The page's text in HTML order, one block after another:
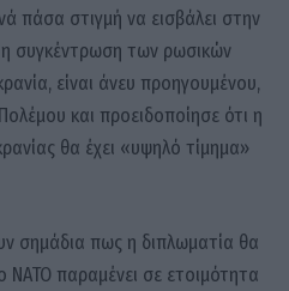
πάσα στιγμή να εισβάλει στην
η συγκέντρωση των ρωσικών
είναι άνευ προηγουμένου,
και προειδοποίησε ότι η
θα έχει «υψηλό τίμημα»
σημάδια πως η διπλωματία θα
ΝΑΤΟ παραμένει σε ετοιμότητα